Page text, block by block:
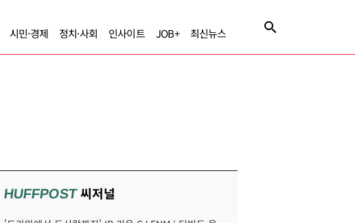
시민·경제 정치·사회 인사이트 JOB+ 최신뉴스
HUFFPOST씨저널